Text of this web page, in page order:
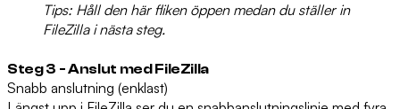
Tips: Håll den här fliken öppen medan du ställer in
FileZilla i nästa steg.
Steg 3 - Anslut med FileZilla
Snabb anslutning (enklast)